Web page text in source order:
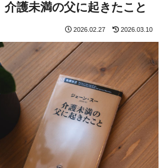
介護未満の父に起きたこと
2026.02.27 2026.03.10